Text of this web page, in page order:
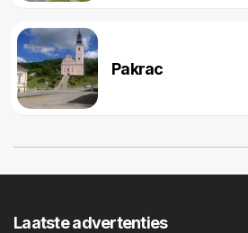
Pakrac
Laatste advertenties